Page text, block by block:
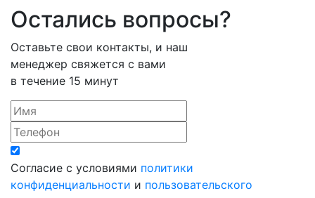
Остались вопросы?
Оставьте свои контакты, и наш
менеджер свяжется с вами
в течение 15 минут
Согласие с условиями политики
конфиденциальности и пользовательского